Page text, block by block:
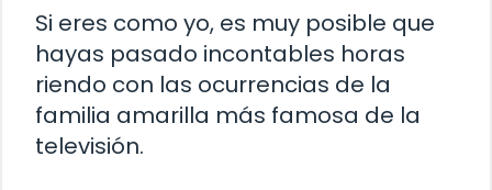
Si eres como yo, es muy posible que
hayas pasado incontables horas
riendo con las ocurrencias de la
familia amarilla más famosa de la
televisión.